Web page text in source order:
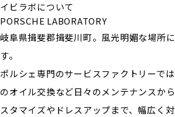
イビラボについて
PORSCHE LABORATORY
岐阜県揖斐郡揖斐川町。風光明媚な場所
す。
ポルシェ専門のサービスファクトリーで
のオイル交換など日々のメンテナンスか
スタマイズやドレスアップまで、幅広く対